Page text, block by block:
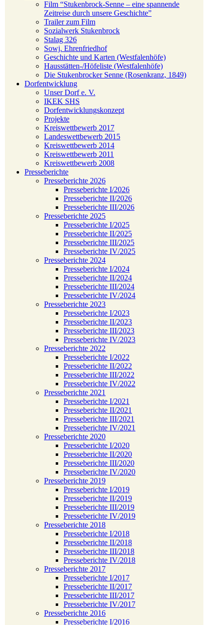
Film “Stukenbrock-Senne – eine spannende
Zeitreise durch unsere Geschichte”
Trailer zum Film
Sozialwerk Stukenbrock
Stalag 326
Sowj. Ehrenfriedhof
Geschichte und Karten (Westfalenhöfe)
Hausstätten-/Höfeliste (Westfalenhöfe)
Die Stukenbrocker Senne (Rosenkranz, 1849)
Dorfentwicklung
Unser Dorf e. V.
IKEK SHS
Dorfentwicklungskonzept
Projekte
Kreiswettbewerb 2017
Landeswettbewerb 2015
Kreiswettbewerb 2014
Kreiswettbewerb 2011
Kreiswettbewerb 2008
Presseberichte
Presseberichte 2026
Presseberichte I/2026
Presseberichte II/2026
Presseberichte III/2026
Presseberichte 2025
Presseberichte I/2025
Presseberichte II/2025
Presseberichte III/2025
Presseberichte IV/2025
Presseberichte 2024
Presseberichte I/2024
Presseberichte II/2024
Presseberichte III/2024
Presseberichte IV/2024
Presseberichte 2023
Presseberichte I/2023
Presseberichte II/2023
Presseberichte III/2023
Presseberichte IV/2023
Presseberichte 2022
Presseberichte I/2022
Presseberichte II/2022
Presseberichte III/2022
Presseberichte IV/2022
Presseberichte 2021
Presseberichte I/2021
Presseberichte II/2021
Presseberichte III/2021
Presseberichte IV/2021
Presseberichte 2020
Presseberichte I/2020
Presseberichte II/2020
Presseberichte III/2020
Presseberichte IV/2020
Presseberichte 2019
Presseberichte I/2019
Presseberichte II/2019
Presseberichte III/2019
Presseberichte IV/2019
Presseberichte 2018
Presseberichte I/2018
Presseberichte II/2018
Presseberichte III/2018
Presseberichte IV/2018
Presseberichte 2017
Presseberichte I/2017
Presseberichte II/2017
Presseberichte III/2017
Presseberichte IV/2017
Presseberichte 2016
Presseberichte I/2016